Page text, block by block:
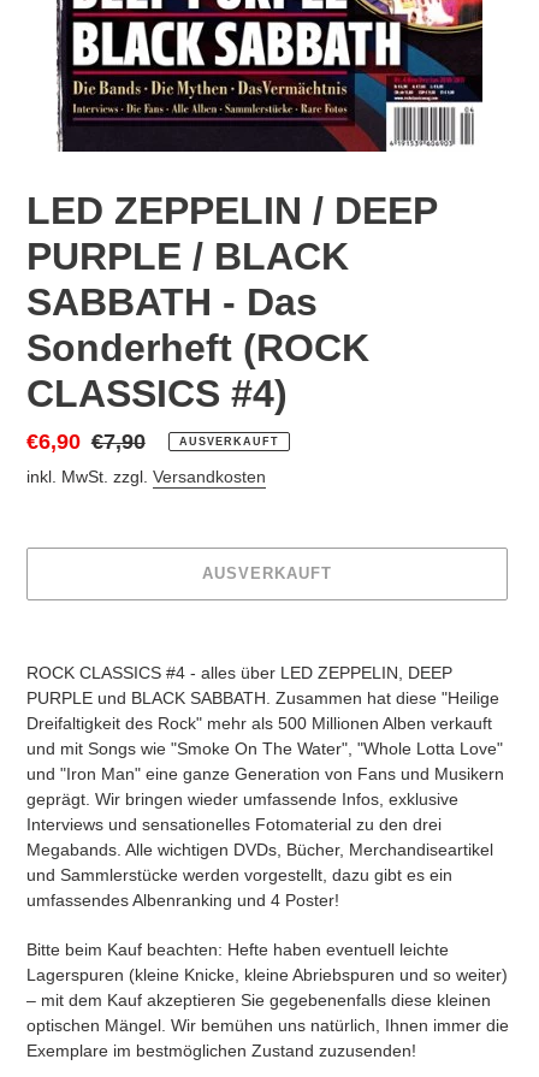
LED ZEPPELIN / DEEP
PURPLE / BLACK
SABBATH - Das
Sonderheft (ROCK
CLASSICS #4)
Sonderpreis
€6,90 Normaler
Preis
€7,90 AUSVERKAUFT
inkl. MwSt. zzgl. Versandkosten
AUSVERKAUFT
hinzugefügt
ROCK CLASSICS #4 - alles über LED ZEPPELIN, DEEP
PURPLE und BLACK SABBATH. Zusammen hat diese "Heilige
Dreifaltigkeit des Rock" mehr als 500 Millionen Alben verkauft
und mit Songs wie "Smoke On The Water", "Whole Lotta Love"
und "Iron Man" eine ganze Generation von Fans und Musikern
geprägt. Wir bringen wieder umfassende Infos, exklusive
Interviews und sensationelles Fotomaterial zu den drei
Megabands. Alle wichtigen DVDs, Bücher, Merchandiseartikel
und Sammlerstücke werden vorgestellt, dazu gibt es ein
umfassendes Albenranking und 4 Poster!
Bitte beim Kauf beachten: Hefte haben eventuell leichte
Lagerspuren (kleine Knicke, kleine Abriebspuren und so weiter)
– mit dem Kauf akzeptieren Sie gegebenenfalls diese kleinen
optischen Mängel. Wir bemühen uns natürlich, Ihnen immer die
Exemplare im bestmöglichen Zustand zuzusenden!